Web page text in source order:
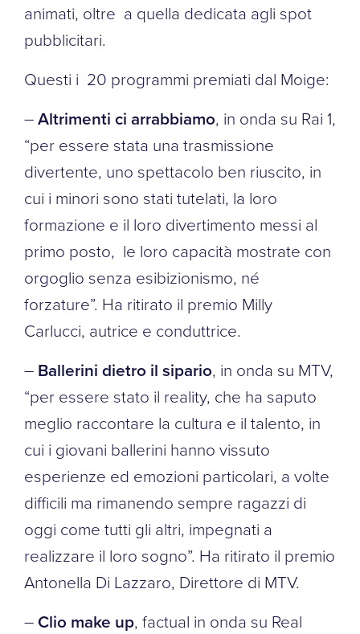
animati, oltre a quella dedicata agli spot
pubblicitari.
Questi i 20 programmi premiati dal Moige:
–Altrimenti ci arrabbiamo, in onda su Rai 1,
“per essere stata una trasmissione
divertente, uno spettacolo ben riuscito, in
cui i minori sono stati tutelati, la loro
formazione e il loro divertimento messi al
primo posto, le loro capacità mostrate con
orgoglio senza esibizionismo, né
forzature”. Ha ritirato il premio Milly
Carlucci, autrice e conduttrice.
– Ballerini dietro il sipario, in onda su MTV,
“per essere stato il reality, che ha saputo
meglio raccontare la cultura e il talento, in
cui i giovani ballerini hanno vissuto
esperienze ed emozioni particolari, a volte
difficili ma rimanendo sempre ragazzi di
oggi come tutti gli altri, impegnati a
realizzare il loro sogno”. Ha ritirato il premio
Antonella Di Lazzaro, Direttore di MTV.
–Clio make up, factual in onda su Real